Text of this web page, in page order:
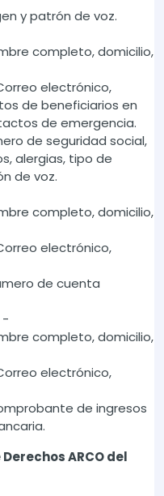
y patrón de voz.
completo, domicilio,
electrónico,
de beneficiarios en
de emergencia.
de seguridad social,
alergias, tipo de
de voz.
completo, domicilio,
electrónico,
de cuenta
-
completo, domicilio,
electrónico,
de ingresos
ARCO del